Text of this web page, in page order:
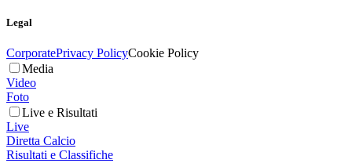
Legal
CorporatePrivacy PolicyCookie Policy
Media
Video
Foto
Live e Risultati
Live
Diretta Calcio
Risultati e Classifiche